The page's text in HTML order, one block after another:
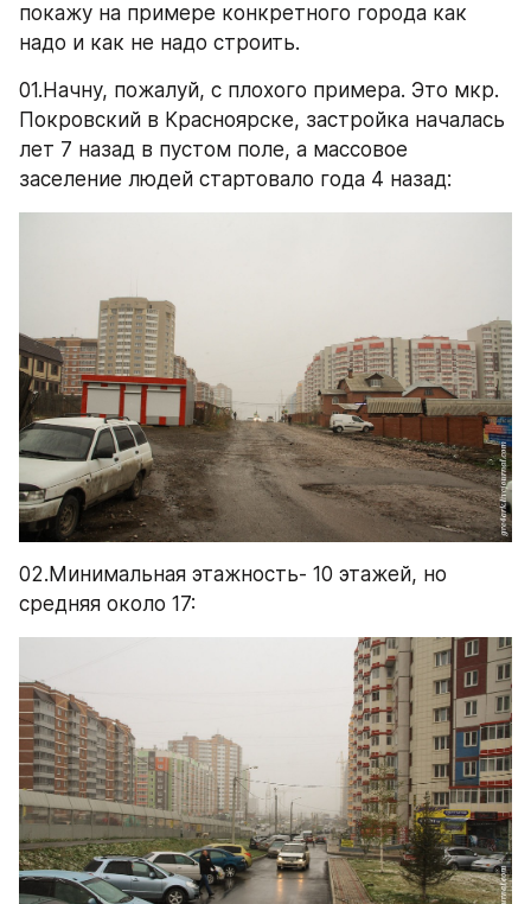
покажу на примере конкретного города как
надо и как не надо строить.
01.Начну, пожалуй, с плохого примера. Это мкр.
Покровский в Красноярске, застройка началась
лет 7 назад в пустом поле, а массовое
заселение людей стартовало года 4 назад:
02.Минимальная этажность- 10 этажей, но
средняя около 17: